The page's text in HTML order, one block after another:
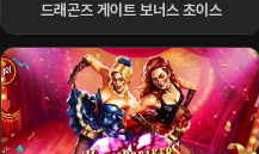
드래곤즈 게이트 보너스 초이스